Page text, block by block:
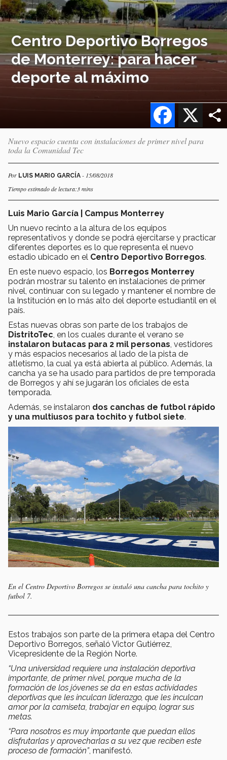
Centro Deportivo Borregos
de Monterrey: para hacer
deporte al máximo
X
Facebook
Nuevo espacio cuenta con instalaciones de primer nivel para
toda la Comunidad Tec
Por LUIS MARIO GARCÍA - 15/08/2018
Tiempo estimado de lectura:3 mins
Luis Mario García | Campus Monterrey
Un nuevo recinto a la altura de los equipos
representativos y donde se podrá ejercitarse y practicar
diferentes deportes es lo que representa el nuevo
estadio ubi­cado en el Centro Deportivo Borregos.
En este nuevo espacio, los Borregos Monterrey
podrán mostrar su talento en ins­talaciones de primer
nivel, continuar con su legado y mantener el nombre de
la Institución en lo más alto del deporte estudiantil en el
país.
Estas nuevas obras son parte de los trabajos de
DistritoTec , en los cuales durante el verano se
instalaron butacas para 2 mil personas , ves­tidores
y más espacios necesarios al lado de la pista de
atletismo, la cual ya está abierta al público. Además, la
cancha ya se ha usado para partidos de pre temporada
de Borregos y ahí se jugarán los oficiales de esta
temporada.
Además, se instalaron dos canchas de futbol rápido
y una multiusos para tochito y futbol siete.
En el Centro Deportivo Borregos se instaló una cancha para tochito y
futbol 7.
Estos trabajos son parte de la primera etapa del Centro
Deportivo Borregos, señaló Victor Gutiérrez,
Vicepresidente de la Región Norte.
“Una universidad requiere una instalación deportiva
importante, de primer nivel, porque mucha de la
formación de los jóvenes se da en estas actividades
deportivas que les inculcan liderazgo, que les inculcan
amor por la cami­seta, trabajar en equipo, lograr sus
metas.
“Para nosotros es muy importante que puedan ellos
disfrutarlas y aprovecharlas a su vez que reciben este
proceso de formación”, manifestó.